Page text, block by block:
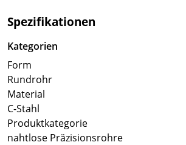
Spezifikationen
Kategorien
Form
Rundrohr
Material
C-Stahl
Produktkategorie
nahtlose Präzisionsrohre